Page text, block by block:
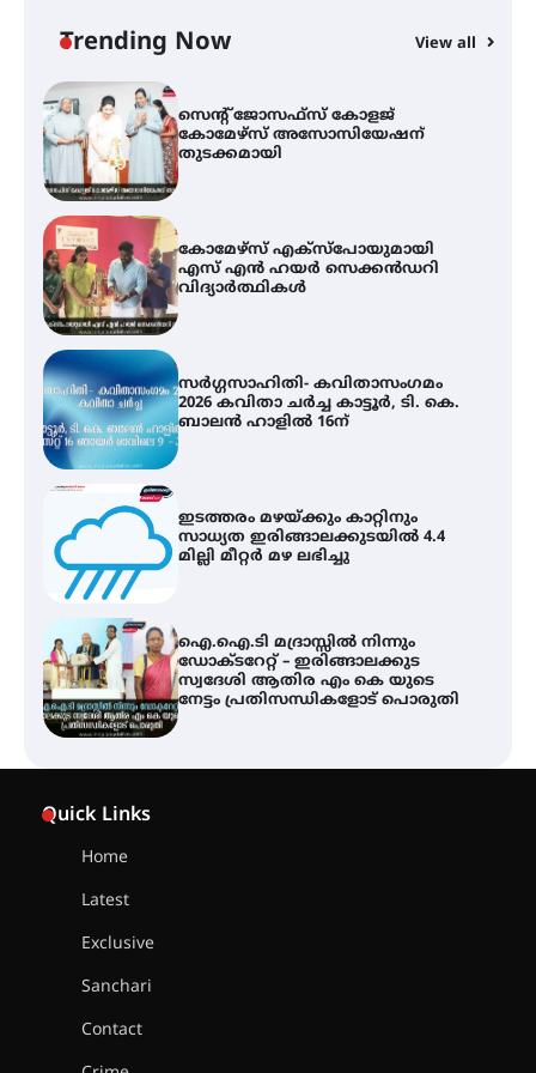
Trending Now View all
വെള്ളിയാഴ്ച സ്‌ക്രീൻ ചെയ്യുന്നു
സെന്റ് ജോസഫ്സ് കോളജ്
കോമേഴ്‌സ് അസോസിയേഷന്
തുടക്കമായി
കോമേഴ്സ് എക്സ്പോയുമായി
എസ് എൻ ഹയർ സെക്കൻഡറി
വിദ്യാർത്ഥികൾ
സർഗ്ഗസാഹിതി- കവിതാസംഗമം
2026 കവിതാ ചർച്ച കാട്ടൂർ, ടി. കെ.
ബാലൻ ഹാളിൽ 16ന്
ഇടത്തരം മഴയ്ക്കും കാറ്റിനും
സാധ്യത ഇരിങ്ങാലക്കുടയിൽ 4.4
മില്ലി മീറ്റർ മഴ ലഭിച്ചു
ഐ.ഐ.ടി മദ്രാസ്സിൽ നിന്നും
ഡോക്ടറേറ്റ് – ഇരിങ്ങാലക്കുട
സ്വദേശി ആതിര എം കെ യുടെ
നേട്ടം പ്രതിസന്ധികളോട് പൊരുതി
Quick Links
Home
Latest
Exclusive
Sanchari
Contact